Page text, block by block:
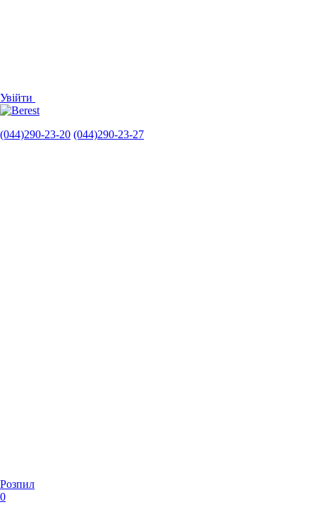
Увійти
(044)290-23-20 (044)290-23-27
Розпил
0